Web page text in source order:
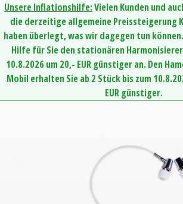
Unsere Inflationshilfe:Vielen Kunden und
die derzeitige allgemeine Preissteigerung
haben überlegt, was wir dagegen tun
Hilfe für Sie den stationären Harmonisierer
10.8.2026 um 20,- EUR günstiger an. Den
Mobil erhalten Sie ab 2 Stück bis zum
EUR günstiger.